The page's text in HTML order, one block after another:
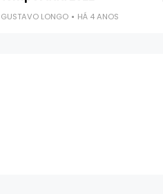
GUSTAVO LONGO HÁ 4 ANOS